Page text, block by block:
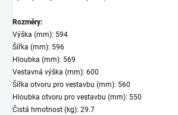
Rozměry:
Výška (mm): 594
Šířka (mm): 596
Hloubka (mm): 569
Vestavná výška (mm): 600
Šířka otvoru pro vestavbu (mm): 560
Hloubka otvoru pro vestavbu (mm): 550
Čistá hmotnost (kg): 29.7